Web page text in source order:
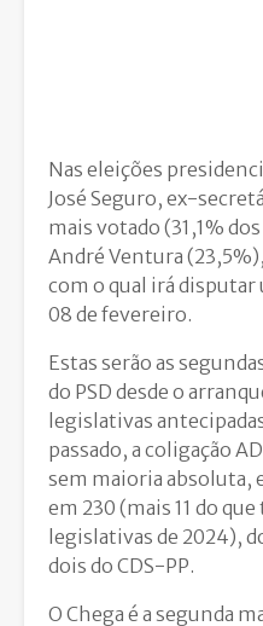
Nas eleições
José Seguro, ex-
mais votado (31,1%
André Ventura
com o qual irá disputar
08 de fevereiro.
Estas serão as
do PSD desde o
legislativas
passado, a coligação
sem maioria absoluta,
em 230 (mais 11 do
legislativas de 2024),
dois do CDS-PP.
O Chega é a segunda